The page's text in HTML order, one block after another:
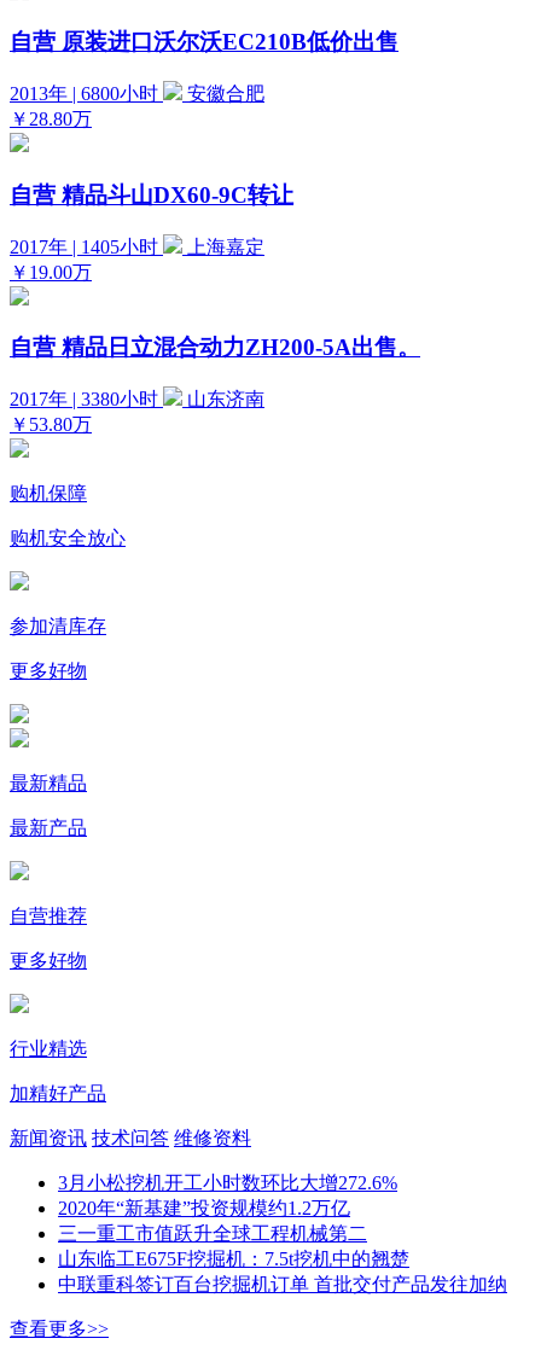
自营 原装进口沃尔沃EC210B低价出售
2013年 | 6800小时
安徽合肥
￥28.80万
自营 精品斗山DX60-9C转让
2017年 | 1405小时
上海嘉定
￥19.00万
自营 精品日立混合动力ZH200-5A出售。
2017年 | 3380小时
山东济南
￥53.80万
购机保障
购机安全放心
参加清库存
更多好物
最新精品
最新产品
自营推荐
更多好物
行业精选
加精好产品
新闻资讯 技术问答 维修资料
3月小松挖机开工小时数环比大增272.6%
2020年“新基建”投资规模约1.2万亿
三一重工市值跃升全球工程机械第二
山东临工E675F挖掘机：7.5t挖机中的翘楚
中联重科签订百台挖掘机订单 首批交付产品发往加纳
查看更多>>